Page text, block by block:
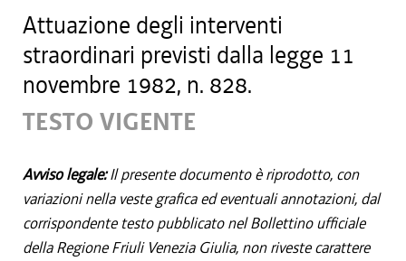
Attuazione degli interventi
straordinari previsti dalla legge 11
novembre 1982, n. 828.
TESTO VIGENTE
Avviso legale:Il presente documento è riprodotto, con
variazioni nella veste grafica ed eventuali annotazioni, dal
corrispondente testo pubblicato nel Bollettino ufficiale
della Regione Friuli Venezia Giulia, non riveste carattere